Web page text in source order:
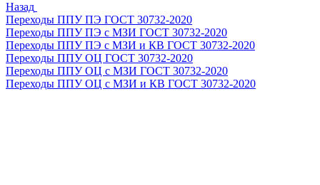
Назад
Переходы ППУ ПЭ ГОСТ 30732-2020
Переходы ППУ ПЭ с МЗИ ГОСТ 30732-2020
Переходы ППУ ПЭ с МЗИ и КВ ГОСТ 30732-2020
Переходы ППУ ОЦ ГОСТ 30732-2020
Переходы ППУ ОЦ с МЗИ ГОСТ 30732-2020
Переходы ППУ ОЦ с МЗИ и КВ ГОСТ 30732-2020